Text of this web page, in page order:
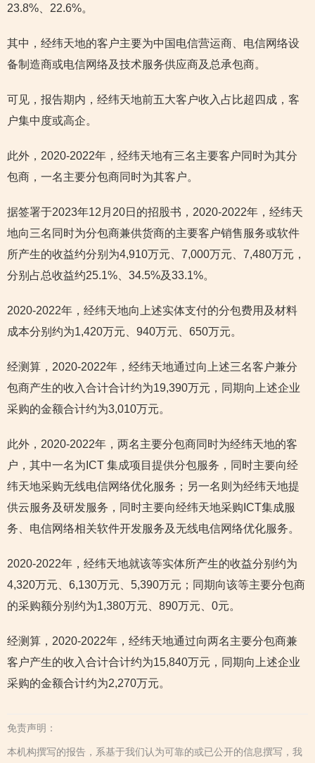
23.8%、22.6%。
其中，经纬天地的客户主要为中国电信营运商、电信网络设
备制造商或电信网络及技术服务供应商及总承包商。
可见，报告期内，经纬天地前五大客户收入占比超四成，客
户集中度或高企。
此外，2020-2022年，经纬天地有三名主要客户同时为其分
包商，一名主要分包商同时为其客户。
据签署于2023年12月20日的招股书，2020-2022年，经纬天
地向三名同时为分包商兼供货商的主要客户销售服务或软件
所产生的收益约分别为4,910万元、7,000万元、7,480万元，
分别占总收益约25.1%、34.5%及33.1%。
2020-2022年，经纬天地向上述实体支付的分包费用及材料
成本分别约为1,420万元、940万元、650万元。
经测算，2020-2022年，经纬天地通过向上述三名客户兼分
包商产生的收入合计合计约为19,390万元，同期向上述企业
采购的金额合计约为3,010万元。
此外，2020-2022年，两名主要分包商同时为经纬天地的客
户，其中一名为ICT 集成项目提供分包服务，同时主要向经
纬天地采购无线电信网络优化服务；另一名则为经纬天地提
供云服务及研发服务，同时主要向经纬天地采购ICT集成服
务、电信网络相关软件开发服务及无线电信网络优化服务。
2020-2022年，经纬天地就该等实体所产生的收益分别约为
4,320万元、6,130万元、5,390万元；同期向该等主要分包商
的采购额分别约为1,380万元、890万元、0元。
经测算，2020-2022年，经纬天地通过向两名主要分包商兼
客户产生的收入合计合计约为15,840万元，同期向上述企业
采购的金额合计约为2,270万元。
免责声明：
本机构撰写的报告，系基于我们认为可靠的或已公开的信息撰写，我